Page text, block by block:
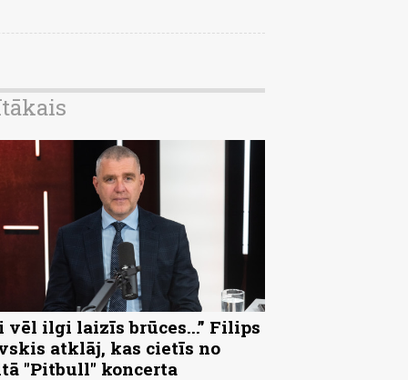
vēl ilgi laizīs brūces...” Filips
atklāj, kas cietīs no
"Pitbull" koncerta